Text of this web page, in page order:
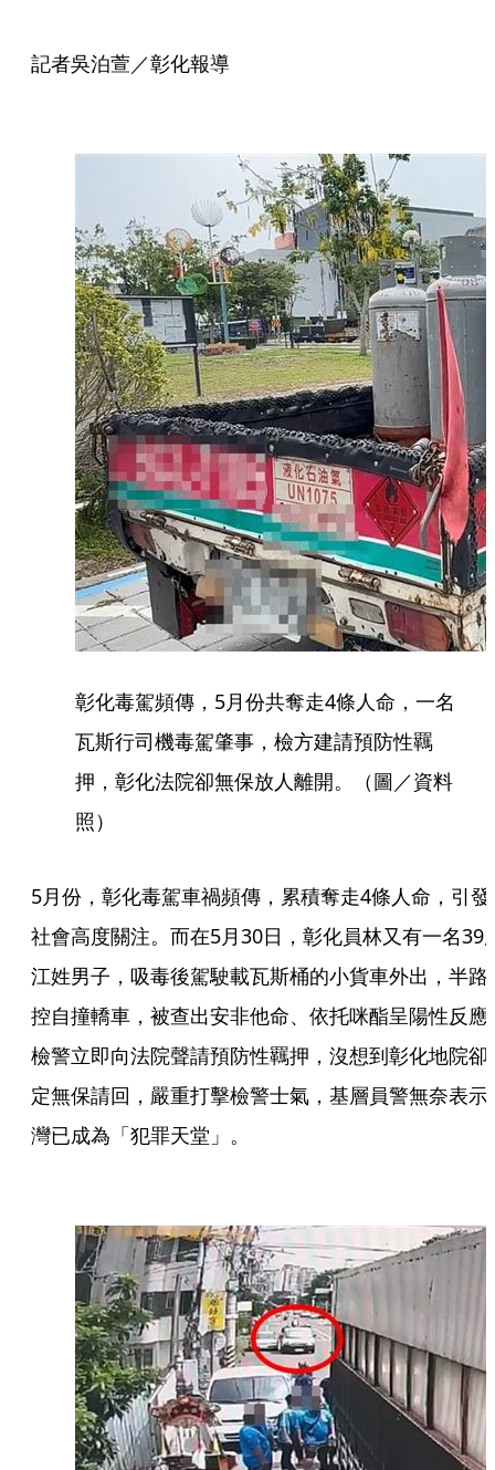
記者吳泊萱／彰化報導
彰化毒駕頻傳，5月份共奪走4條人命，一名
瓦斯行司機毒駕肇事，檢方建請預防性羈
押，彰化法院卻無保放人離開。（圖／資料
照）
5月份，彰化毒駕車禍頻傳，累積奪走4條人命，引發
社會高度關注。而在5月30日，彰化員林又有一名39
江姓男子，吸毒後駕駛載瓦斯桶的小貨車外出，半路
控自撞轎車，被查出安非他命、依托咪酯呈陽性反應
檢警立即向法院聲請預防性羈押，沒想到彰化地院卻
定無保請回，嚴重打擊檢警士氣，基層員警無奈表示
灣已成為「犯罪天堂」。